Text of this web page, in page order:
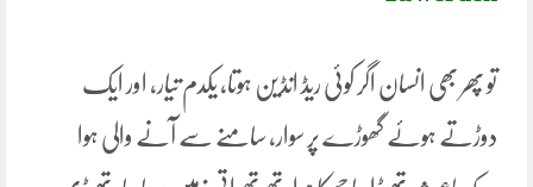
تو پھر بھی انسان اگر کوئی ریڈ انڈین ہوتا، یکدم تیار، اور ایک
دوڑتے ہوئے گھوڑے پر سوار، سامنے سے آنے والی ہوا